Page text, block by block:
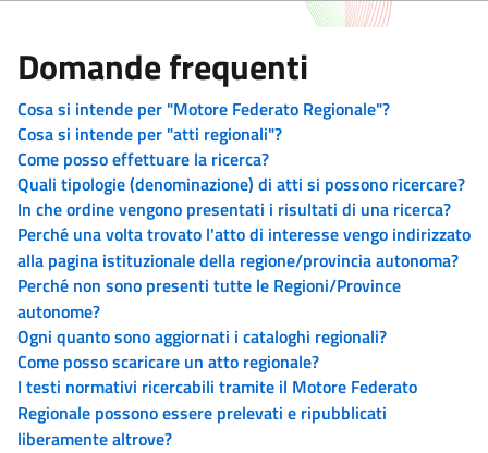
Domande frequenti
Cosa si intende per "Motore Federato Regionale"?
Cosa si intende per "atti regionali"?
Come posso effettuare la ricerca?
Quali tipologie (denominazione) di atti si possono ricercare?
In che ordine vengono presentati i risultati di una ricerca?
Perché una volta trovato l'atto di interesse vengo indirizzato
alla pagina istituzionale della regione/provincia autonoma?
Perché non sono presenti tutte le Regioni/Province
autonome?
Ogni quanto sono aggiornati i cataloghi regionali?
Come posso scaricare un atto regionale?
I testi normativi ricercabili tramite il Motore Federato
Regionale possono essere prelevati e ripubblicati
liberamente altrove?